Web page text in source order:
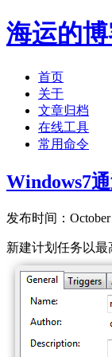
海运的
首页
关于
文章归档
在线工具
常用命令
Windows7
发布时间：October
新建计划任务以